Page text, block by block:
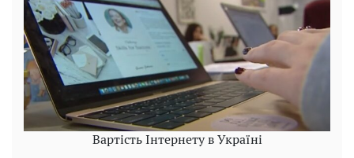
Вартість Інтернету в Україні